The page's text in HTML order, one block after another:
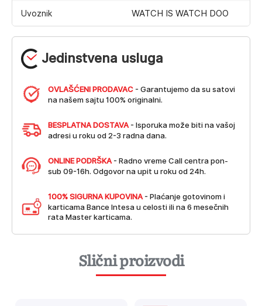
Jedinstvena usluga
OVLAŠĆENI PRODAVAC - Garantujemo da su satovi
na našem sajtu 100% originalni.
BESPLATNA DOSTAVA - Isporuka može biti na vašoj
adresi u roku od 2-3 radna dana.
ONLINE PODRŠKA - Radno vreme Call centra pon-
sub 09-16h. Odgovor na upit u roku od 24h.
100% SIGURNA KUPOVINA - Plaćanje gotovinom i
karticama Bance Intesa u celosti ili na 6 mesečnih
rata Master karticama.
Uvoznik WATCH IS WATCH DOO
Slični proizvodi